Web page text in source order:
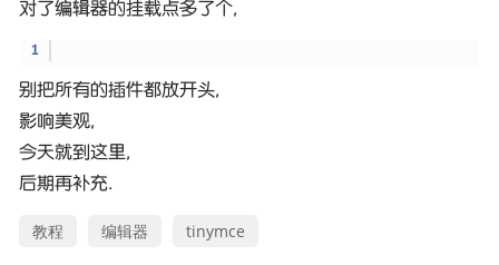
对了编辑器的挂载点多了个,
别把所有的插件都放开头,
影响美观,
今天就到这里,
后期再补充.
教程 编辑器 tinymce